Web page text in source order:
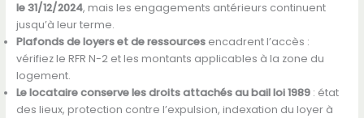
le 31/12/2024, mais les engagements antérieurs continuent
jusqu’à leur terme.
Plafonds de loyers et de ressourcesencadrent l’accès :
vérifiez le RFR N-2 et les montants applicables à la zone du
logement.
Le locataire conserve les droits attachés au bail loi 1989: état
des lieux, protection contre l’expulsion, indexation du loyer à